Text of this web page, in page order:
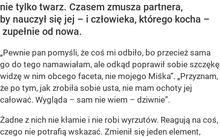
nie tylko twarz. Czasem zmusza partnera,
by nauczył się jej – i człowieka, którego kocha –
zupełnie od nowa.
„Pewnie pan pomyśli, że coś mi odbiło, bo przecież sama
go do tego namawiałam, ale odkąd poprawił sobie szczękę
widzę w nim obcego faceta, nie mojego Miśka”. „Przyznam,
że po tym, jak zrobiła sobie usta, nie mam ochoty jej
całować. Wygląda – sam nie wiem – dziwnie”.
Żadne z nich nie kłamie i nie robi wyrzutów. Reagują na coś,
czego nie potrafią wskazać. Zmienił się jeden element,